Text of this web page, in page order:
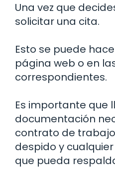
Una vez que
solicitar una cita.
Esto se puede
página web o en
correspondientes.
Es importante que
documentación
contrato de
despido y
que pueda